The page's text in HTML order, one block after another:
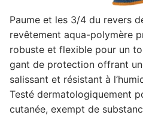
Paume et les 3/4 du revers
revêtement aqua-polymère
robuste et flexible pour un
gant de protection offrant
salissant et résistant à
Testé dermatologiquement
cutanée, exempt de